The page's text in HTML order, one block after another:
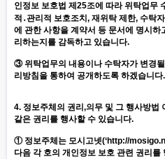
인정보 보호법 제25조에 따라 위탁업무
적․관리적 보호조치, 재위탁 제한, 수탁
에 관한 사항을 계약서 등 문서에 명시하
리하는지를 감독하고 있습니다.
③ 위탁업무의 내용이나 수탁자가 변경
리방침을 통하여 공개하도록 하겠습니다.
4. 정보주체의 권리,의무 및 그 행사방법
같은 권리를 행사할 수 있습니다.
① 정보주체는 모시고넷(‘http://
다음 각 호의 개인정보 보호 관련 권리를